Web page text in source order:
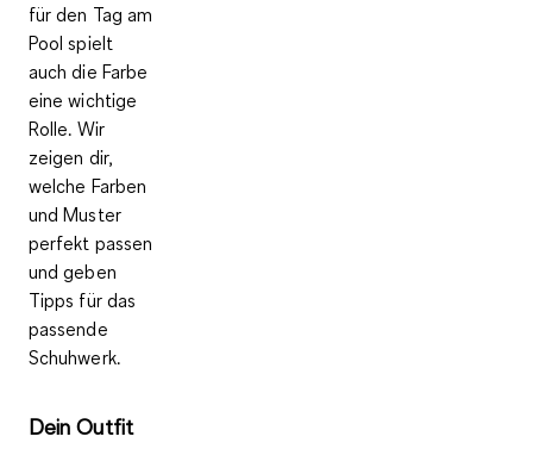
für den Tag am
Pool spielt
auch die Farbe
eine wichtige
Rolle. Wir
zeigen dir,
welche Farben
und Muster
perfekt passen
und geben
Tipps für das
passende
Schuhwerk.
Dein Outfit